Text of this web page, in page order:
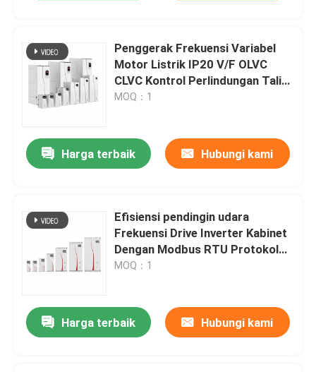
Penggerak Frekuensi Variabel
Motor Listrik IP20 V/F OLVC
CLVC Kontrol Perlindungan Tali
Anti Lolos
MOQ：1
Harga terbaik Hubungi kami
Efisiensi pendingin udara
Frekuensi Drive Inverter Kabinet
Dengan Modbus RTU Protokol
Komunikasi
MOQ：1
Harga terbaik Hubungi kami